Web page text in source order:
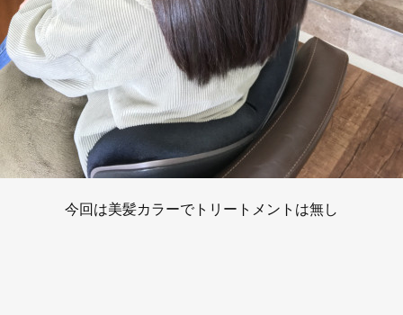
今回は美髪カラーでトリートメントは無し